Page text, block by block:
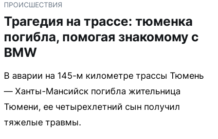
ПРОИСШЕСТВИЯ
Трагедия на трассе: тюменка
погибла, помогая знакомому с
BMW
В аварии на 145-м километре трассы Тюмень
— Ханты-Мансийск погибла жительница
Тюмени, ее четырехлетний сын получил
тяжелые травмы.